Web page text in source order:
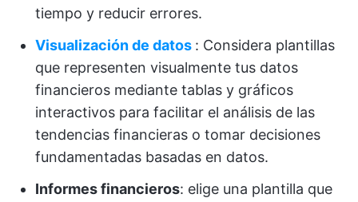
tiempo y reducir errores.
Visualización de datos : Considera plantillas
que representen visualmente tus datos
financieros mediante tablas y gráficos
interactivos para facilitar el análisis de las
tendencias financieras o tomar decisiones
fundamentadas basadas en datos.
Informes financieros: elige una plantilla que